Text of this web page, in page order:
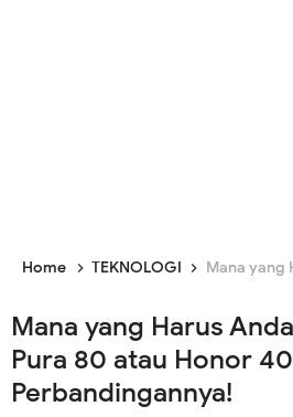
Home TEKNOLOGI Mana yang Harus Anda
Mana yang Harus
Pura 80 atau Honor
Perbandingannya!